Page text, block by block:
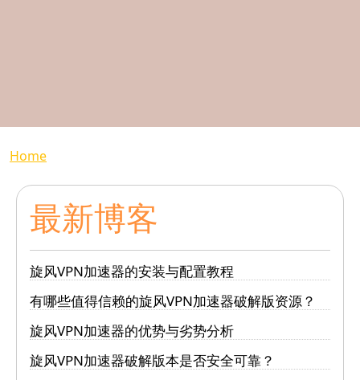
Breadcrumb
Home
最新博客
旋风VPN加速器的安装与配置教程
有哪些值得信赖的旋风VPN加速器破解版资源？
旋风VPN加速器的优势与劣势分析
旋风VPN加速器破解版本是否安全可靠？